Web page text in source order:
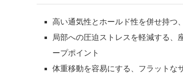
高い通気性とホールド性を併せ持つ
局部への圧迫ストレスを軽減する、
ープポイント
体重移動を容易にする、フラットな